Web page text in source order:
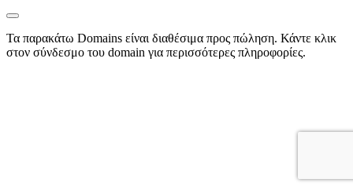
Τα παρακάτω Domains είναι διαθέσιμα προς πώληση. Κάντε κλικ
στον σύνδεσμο του domain για περισσότερες πληροφορίες.